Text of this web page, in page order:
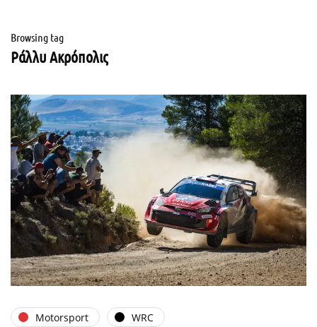
Browsing tag
Ράλλυ Ακρόπολις
Motorsport WRC